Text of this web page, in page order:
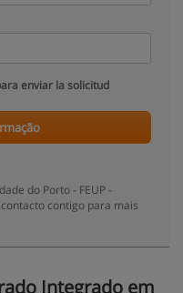
enviar la solicitud
do Porto - FEUP -
contigo para mais
Integrado em